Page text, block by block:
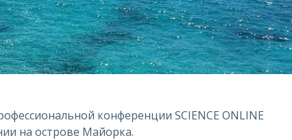
конференции SCIENCE ONLINE
на острове Майорка.